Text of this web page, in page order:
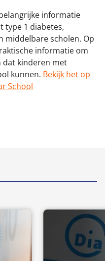
informatie
type 1 diabetes,
middelbare scholen. Op
informatie om
dat kinderen met
kunnen. Bekijk het op
School